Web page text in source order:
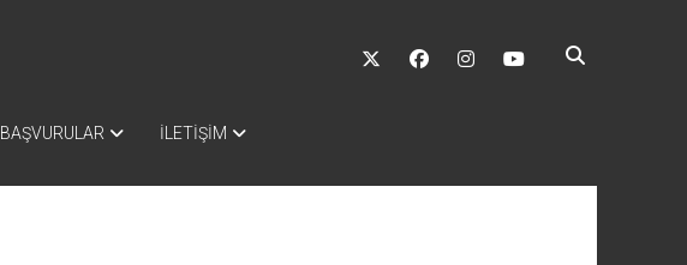
twitter facebookinstagramyoutube
BAŞVURULAR İLETİŞİM